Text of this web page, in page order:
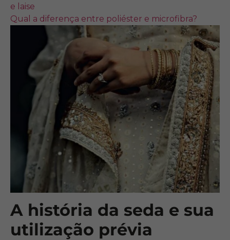
e laise
Qual a diferença entre poliéster e microfibra?
A história da seda e sua
utilização prévia